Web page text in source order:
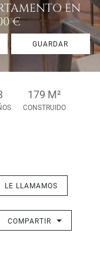
EN
€
GUARDAR
179 M²
CONSTRUIDO
LE LLAMAMOS
COMPARTIR